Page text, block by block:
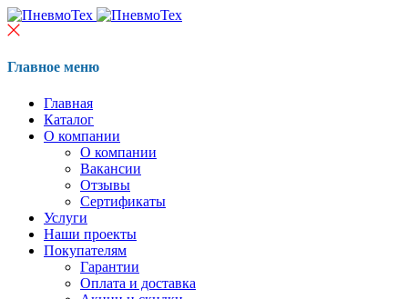
Главное меню
Главная
Каталог
О компании
О компании
Вакансии
Отзывы
Сертификаты
Услуги
Наши проекты
Покупателям
Гарантии
Оплата и доставка